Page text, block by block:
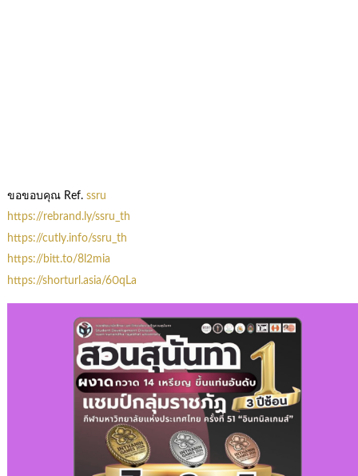
ขอขอบคุณ Ref. ssru
https://rebrand.ly/ssru_th
https://cutly.info/ssru_th
https://bitt.to/8l2mia
https://shorturl.asia/60qLa